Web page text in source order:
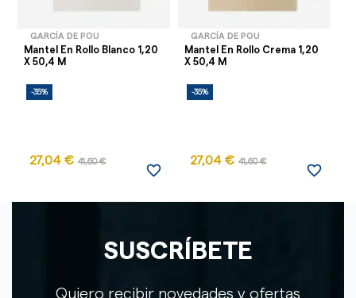
GARCÍA DE POU
Mantel En Rollo Blanco 1,20
X 50,4 M
-35%
27,04 € 41,60 €
favorite_border
GARCÍA DE POU
Mantel En Rollo Crema 1,20
X 50,4 M
-35%
27,04 € 41,60 €
favorite_border
SUSCRÍBETE
Quiero recibir novedades y ofertas